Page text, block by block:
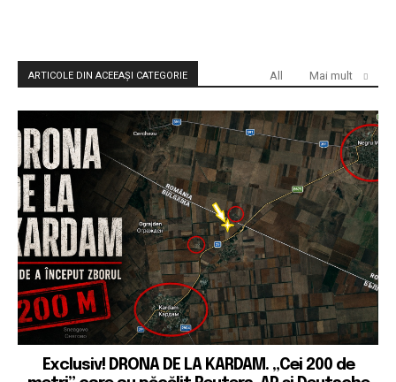
ARTICOLE DIN ACEEAȘI CATEGORIE All Mai mult
Exclusiv! DRONA DE LA KARDAM. „Cei 200 de